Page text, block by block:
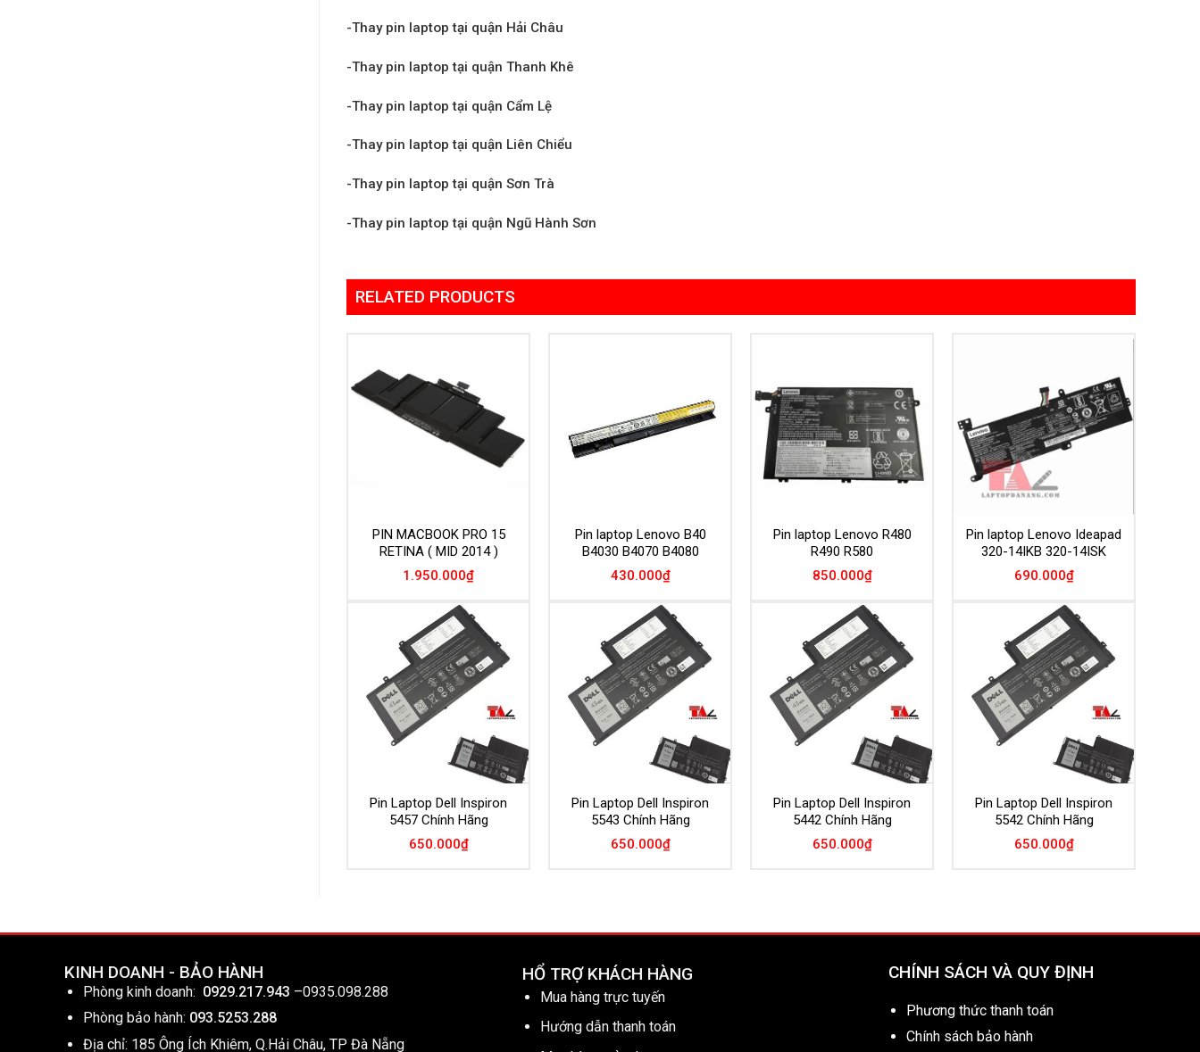
-Thay pin laptop tại quận Hải Châu
-Thay pin laptop tại quận Thanh Khê
-Thay pin laptop tại quận Cẩm Lệ
-Thay pin laptop tại quận Liên Chiểu
-Thay pin laptop tại quận Sơn Trà
-Thay pin laptop tại quận Ngũ Hành Sơn
RELATED PRODUCTS
PIN MACBOOK PRO 15
RETINA ( MID 2014 )
1.950.000₫
Pin laptop Lenovo B40
B4030 B4070 B4080
430.000₫
Wishlist
Pin laptop Lenovo R480
R490 R580
850.000₫
Add to
Wishlist
Pin laptop Lenovo Ideapad
320-14IKB 320-14ISK
690.000₫
Add to
Wishlist
Pin Laptop Dell Inspiron
5457 Chính Hãng
650.000₫
Add to
Wishlist
Pin Laptop Dell Inspiron
5543 Chính Hãng
650.000₫
Add to
Wishlist
Pin Laptop Dell Inspiron
5442 Chính Hãng
650.000₫
Add to
Wishlist
Pin Laptop Dell Inspiron
5542 Chính Hãng
650.000₫
KINH DOANH - BẢO HÀNH
Phòng kinh doanh: 0929.217.943 –0935.098.288
Phòng bảo hành: 093.5253.288
Địa chỉ: 185 Ông Ích Khiêm, Q.Hải Châu, TP Đà Nẵng
HỔ TRỢ KHÁCH HÀNG
Mua hàng trực tuyến
Hướng dẫn thanh toán
CHÍNH SÁCH VÀ QUY ĐỊNH
Phương thức thanh toán
Chính sách bảo hành